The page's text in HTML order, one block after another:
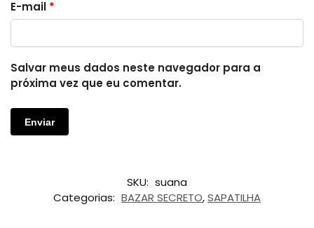
E-mail *
Salvar meus dados neste navegador para a
próxima vez que eu comentar.
SKU: suana
Categorias: BAZAR SECRETO,SAPATILHA